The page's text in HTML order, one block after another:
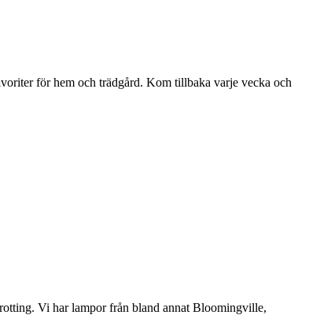
för hem och trädgård. Kom tillbaka varje vecka och
Vi har lampor från bland annat Bloomingville,